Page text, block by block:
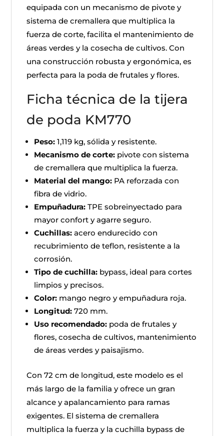
equipada con un mecanismo de pivote y
sistema de cremallera que multiplica la
fuerza de corte, facilita el mantenimiento de
áreas verdes y la cosecha de cultivos. Con
una construcción robusta y ergonómica, es
perfecta para la poda de frutales y flores.
Ficha técnica de la tijera
de poda KM770
Peso: 1,119 kg, sólida y resistente.
Mecanismo de corte: pivote con sistema
de cremallera que multiplica la fuerza.
Material del mango: PA reforzada con
fibra de vidrio.
Empuñadura: TPE sobreinyectado para
mayor confort y agarre seguro.
Cuchillas: acero endurecido con
recubrimiento de teflon, resistente a la
corrosión.
Tipo de cuchilla: bypass, ideal para cortes
limpios y precisos.
Color: mango negro y empuñadura roja.
Longitud: 720 mm.
Uso recomendado: poda de frutales y
flores, cosecha de cultivos, mantenimiento
de áreas verdes y paisajismo.
Con 72 cm de longitud, este modelo es el
más largo de la familia y ofrece un gran
alcance y apalancamiento para ramas
exigentes. El sistema de cremallera
multiplica la fuerza y la cuchilla bypass de